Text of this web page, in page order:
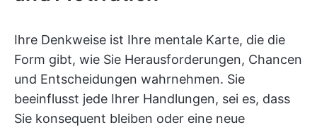
Ihre Denkweise ist Ihre mentale Karte, die die
Form gibt, wie Sie Herausforderungen, Chancen
und Entscheidungen wahrnehmen. Sie
beeinflusst jede Ihrer Handlungen, sei es, dass
Sie konsequent bleiben oder eine neue